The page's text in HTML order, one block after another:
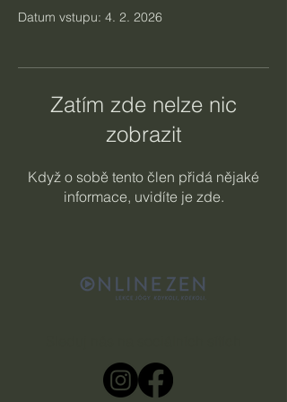
Datum vstupu: 4. 2. 2026
Zatím zde nelze nic
zobrazit
Když o sobě tento člen přidá nějaké
informace, uvidíte je zde.